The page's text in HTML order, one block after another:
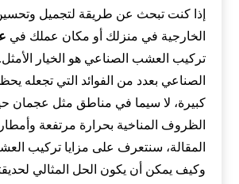
إذا كنت تبحث عن طريقة لتجميل
الخارجية في منزلك أو مكان عملك في
تركيب العشب الصناعي هو الخيار
الصناعي بعدد من الفوائد التي تجعله
كبيرة، لا سيما في مناطق مثل عجمان
الظروف المناخية بحرارة مرتفعة
المقالة، سنتعرف على مزايا تركيب
وكيف يمكن أن يكون الحل المثالي